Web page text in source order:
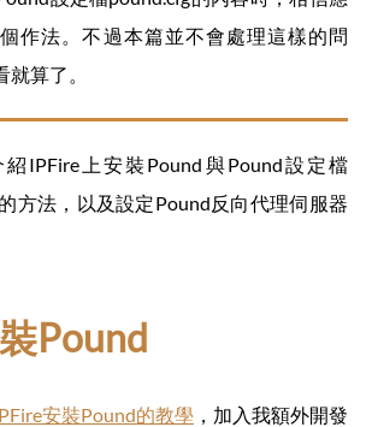
作法。不過本篇並不會處理這樣的問
算了。
IPFire上安裝Pound與Pound設定檔
方法，以及設定Pound反向代理伺服器
Pound
安裝Pound的教學 ，加入我額外開發